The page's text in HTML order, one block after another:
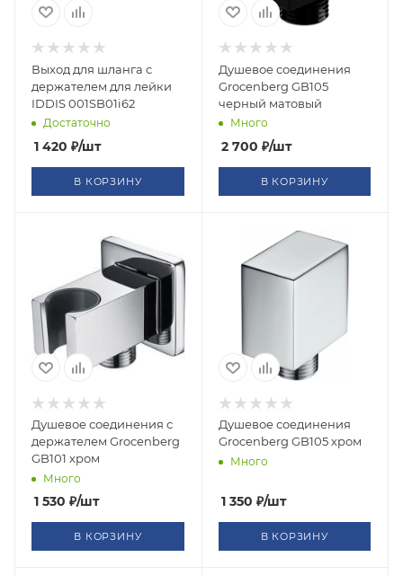
Выход для шланга с
держателем для лейки
IDDIS 001SB01i62
Достаточно
1 420 ₽/шт
В КОРЗИНУ
Душевое соединения
Grocenberg GB105
черный матовый
Много
2 700 ₽/шт
В КОРЗИНУ
Душевое соединения с
держателем Grocenberg
GB101 хром
Много
1 530 ₽/шт
В КОРЗИНУ
Душевое соединения
Grocenberg GB105 хром
Много
1 350 ₽/шт
В КОРЗИНУ